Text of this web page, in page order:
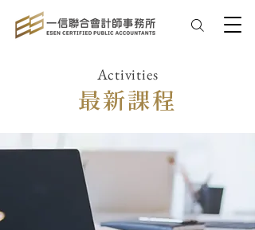
Activities
最新課程